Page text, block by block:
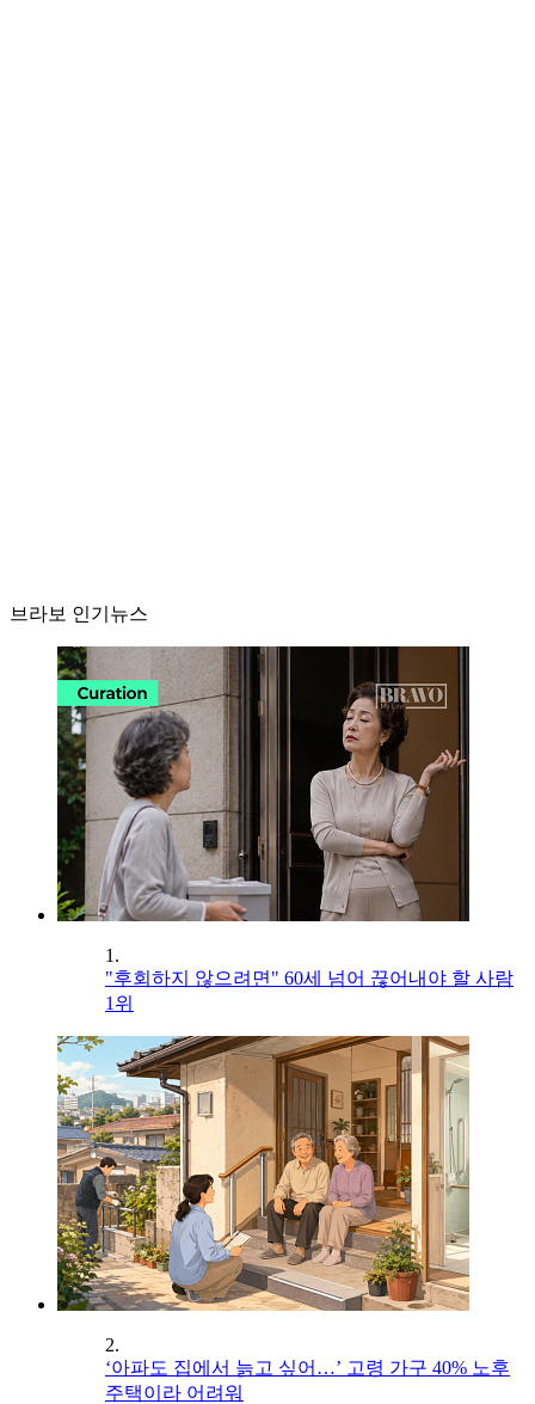
브라보 인기뉴스
1.
"후회하지 않으려면" 60세 넘어 끊어내야 할 사람
1위
2.
‘아파도 집에서 늙고 싶어…’ 고령 가구 40% 노후
주택이라 어려워